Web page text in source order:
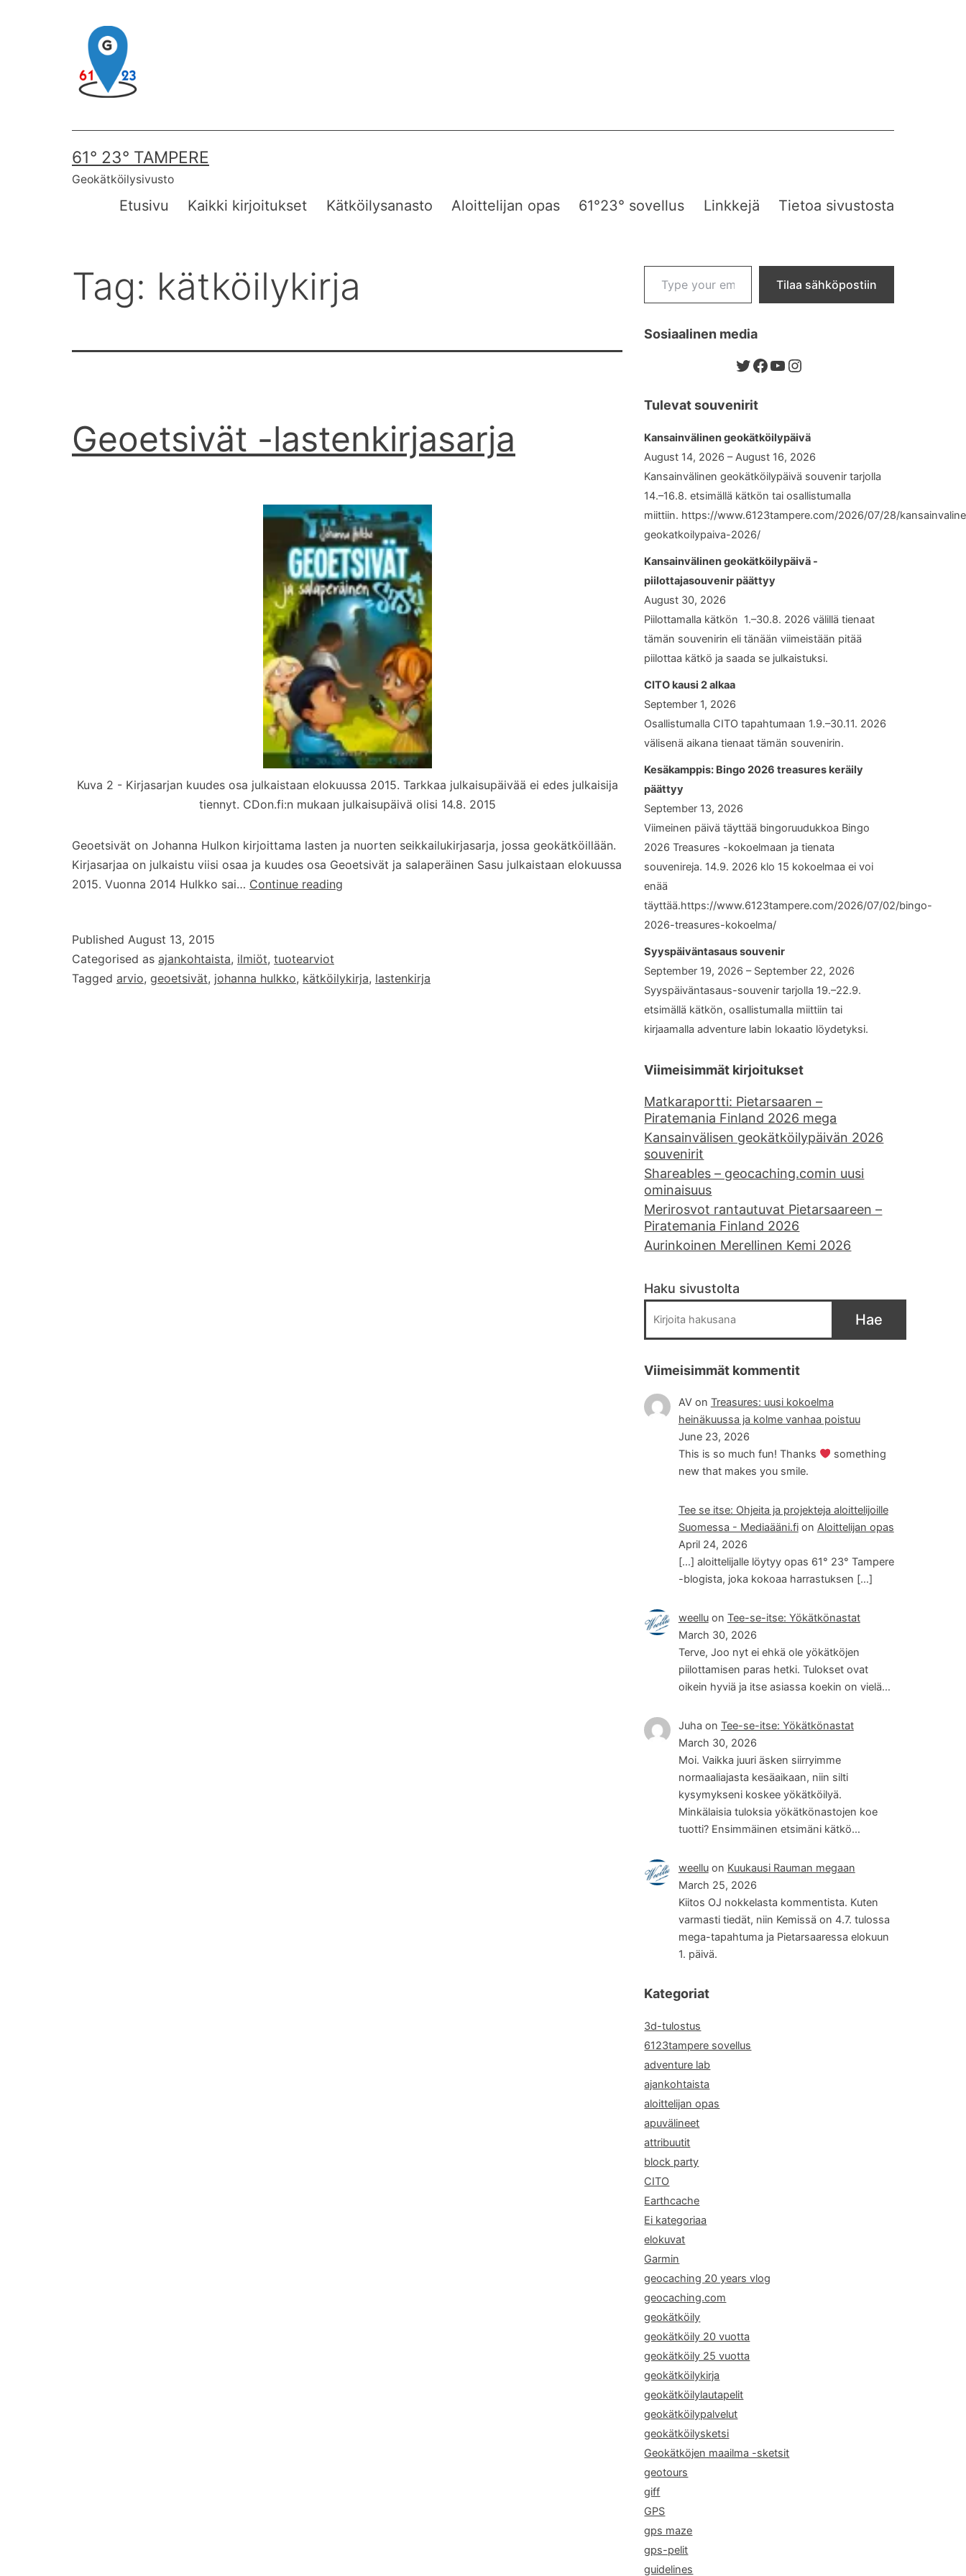
61° 23° TAMPERE
Geokätköilysivusto
Etusivu Kaikki kirjoitukset Kätköilysanasto Aloittelijan opas 61°23° sovellus Linkkejä Tietoa sivustosta
Tag: kätköilykirja
Geoetsivät -lastenkirjasarja
Kuva 2 - Kirjasarjan kuudes osa julkaistaan elokuussa 2015. Tarkkaa julkaisupäivää ei edes julkaisija
tiennyt. CDon.fi:n mukaan julkaisupäivä olisi 14.8. 2015
Geoetsivät on Johanna Hulkon kirjoittama lasten ja nuorten seikkailukirjasarja, jossa geokätköillään.
Kirjasarjaa on julkaistu viisi osaa ja kuudes osa Geoetsivät ja salaperäinen Sasu julkaistaan elokuussa
2015. Vuonna 2014 Hulkko sai… Continue reading
Published August 13, 2015
Categorised as ajankohtaista, ilmiöt, tuotearviot
Tagged arvio, geoetsivät, johanna hulkko, kätköilykirja, lastenkirja
Type your email…
Tilaa sähköpostiin
Sosiaalinen media
Twitter
Facebook
YouTube
Instagram
Tulevat souvenirit
Kansainvälinen geokätköilypäivä
August 14, 2026 – August 16, 2026
Kansainvälinen geokätköilypäivä souvenir tarjolla
14.–16.8. etsimällä kätkön tai osallistumalla
miittiin. https://www.6123tampere.com/2026/07/28/
geokatkoilypaiva-2026/
Kansainvälinen geokätköilypäivä -
piilottajasouvenir päättyy
August 30, 2026
Piilottamalla kätkön 1.–30.8. 2026 välillä tienaat
tämän souvenirin eli tänään viimeistään pitää
piilottaa kätkö ja saada se julkaistuksi.
CITO kausi 2 alkaa
September 1, 2026
Osallistumalla CITO tapahtumaan 1.9.–30.11. 2026
välisenä aikana tienaat tämän souvenirin.
Kesäkamppis: Bingo 2026 treasures keräily
päättyy
September 13, 2026
Viimeinen päivä täyttää bingoruudukkoa Bingo
2026 Treasures -kokoelmaan ja tienata
souvenireja. 14.9. 2026 klo 15 kokoelmaa ei voi
enää
täyttää.https://www.6123tampere.com/2026/07/02/bingo-
2026-treasures-kokoelma/
Syyspäiväntasaus souvenir
September 19, 2026 – September 22, 2026
Syyspäiväntasaus-souvenir tarjolla 19.–22.9.
etsimällä kätkön, osallistumalla miittiin tai
kirjaamalla adventure labin lokaatio löydetyksi.
Viimeisimmät kirjoitukset
Matkaraportti: Pietarsaaren –
Piratemania Finland 2026 mega
Kansainvälisen geokätköilypäivän 2026
souvenirit
Shareables – geocaching.comin uusi
ominaisuus
Merirosvot rantautuvat Pietarsaareen –
Piratemania Finland 2026
Aurinkoinen Merellinen Kemi 2026
Haku sivustolta
Hae
Viimeisimmät kommentit
AVon Treasures: uusi kokoelma
heinäkuussa ja kolme vanhaa poistuu
June 23, 2026
This is so much fun! Thanks
something
new that makes you smile.
Tee se itse: Ohjeita ja projekteja aloittelijoille
Suomessa - Mediaääni.fion Aloittelijan opas
April 24, 2026
[…] aloittelijalle löytyy opas 61° 23° Tampere
-blogista, joka kokoaa harrastuksen […]
weelluon Tee-se-itse: Yökätkönastat
March 30, 2026
Terve, Joo nyt ei ehkä ole yökätköjen
piilottamisen paras hetki. Tulokset ovat
oikein hyviä ja itse asiassa koekin on vielä…
Juha on Tee-se-itse: Yökätkönastat
March 30, 2026
Moi. Vaikka juuri äsken siirryimme
normaaliajasta kesäaikaan, niin silti
kysymykseni koskee yökätköilyä.
Minkälaisia tuloksia yökätkönastojen koe
tuotti? Ensimmäinen etsimäni kätkö…
weelluon Kuukausi Rauman megaan
March 25, 2026
Kiitos OJ nokkelasta kommentista. Kuten
varmasti tiedät, niin Kemissä on 4.7. tulossa
mega-tapahtuma ja Pietarsaaressa elokuun
1. päivä.
Kategoriat
3d-tulostus
6123tampere sovellus
adventure lab
ajankohtaista
aloittelijan opas
apuvälineet
attribuutit
block party
CITO
Earthcache
Ei kategoriaa
elokuvat
Garmin
geocaching 20 years vlog
geocaching.com
geokätköily
geokätköily 20 vuotta
geokätköily 25 vuotta
geokätköilykirja
geokätköilylautapelit
geokätköilypalvelut
geokätköilysketsi
Geokätköjen maailma -sketsit
geotours
giff
GPS
gps maze
gps-pelit
guidelines